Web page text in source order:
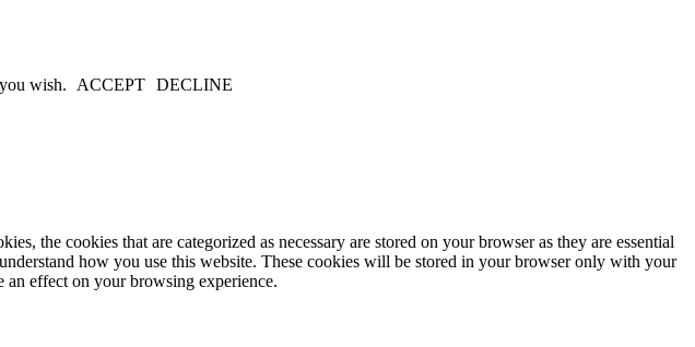
wish. ACCEPT DECLINE
the cookies that are categorized as necessary are stored on your browser as they are essential
how you use this website. These cookies will be stored in your browser only with your
an effect on your browsing experience.